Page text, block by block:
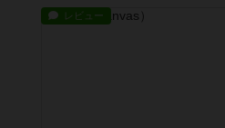
レビュー